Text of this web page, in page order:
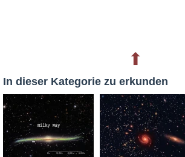
⬆
In dieser Kategorie zu erkunden